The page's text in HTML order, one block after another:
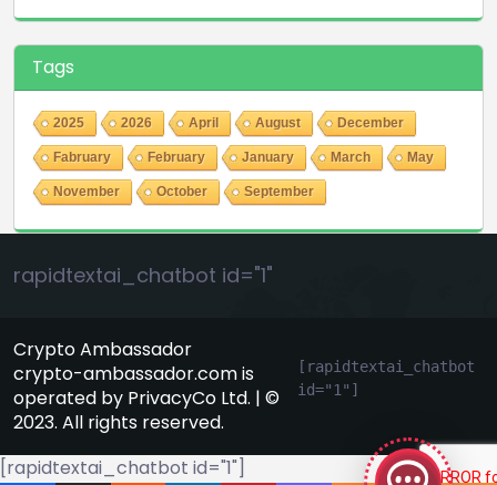
Tags
2025 2026 April August December
Fabruary February January March May
November October September
rapidtextai_chatbot id="1"
Crypto Ambassador
crypto-ambassador.com is
operated by PrivacyCo Ltd. | ©
2023. All rights reserved.
[rapidtextai_chatbot
id="1"]
GeekyBot
[rapidtextai_chatbot id="1"]